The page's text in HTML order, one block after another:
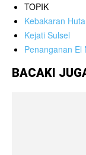
TOPIK
Kebakaran
Kejati Sulsel
Penanganan El
BACAKI